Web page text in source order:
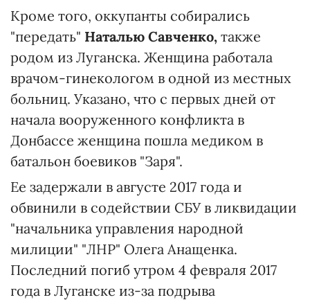
Кроме того, оккупанты собирались
"передать" Наталью Савченко, также
родом из Луганска. Женщина работала
врачом-гинекологом в одной из местных
больниц. Указано, что с первых дней от
начала вооруженного конфликта в
Донбассе женщина пошла медиком в
батальон боевиков "Заря".
Ее задержали в августе 2017 года и
обвинили в содействии СБУ в ликвидации
"начальника управления народной
милиции" "ЛНР" Олега Анащенка.
Последний погиб утром 4 февраля 2017
года в Луганске из-за подрыва